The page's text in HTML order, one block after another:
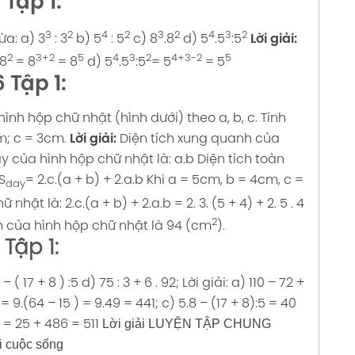
a) 33 : 32 b) 54 : 52 c) 83.82 d) 54.53:52 Lời giải:
2 = 83+2 = 85 d) 54.53:52= 54+3-2 = 55
Tập 1:
hộp chữ nhật (hình dưới) theo a, b, c. Tính
c = 3cm. Lời giải: Diện tích xung quanh của
của hình hộp chữ nhật là: a.b Diện tích toàn
day= 2.c.(a + b) + 2.a.b Khi a = 5cm, b = 4cm, c =
nhật là: 2.c.(a + b) + 2.a.b = 2. 3. (5 + 4) + 2. 5 . 4
của hình hộp chữ nhật là 94 (cm2 ).
1:
( 17 + 8 ) :5 d) 75 : 3 + 6 . 92; Lời giải: a) 110 – 72 +
9.(64 – 15 ) = 9.49 = 441; c) 5.8 – (17 + 8):5 = 40
25 + 486 = 511 Lời giải LUYỆN TẬP CHUNG
cuộc sống